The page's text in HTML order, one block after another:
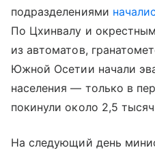
подразделениями
По Цхинвалу и
из автоматов,
Южной Осетии начали
населения — только в
покинули около 2,5
На следующий день